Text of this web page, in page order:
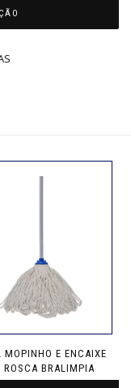
MOPINHO E ENCAIXE
ROSCA BRALIMPIA